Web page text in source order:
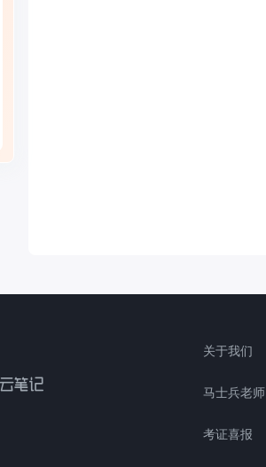
关于我们
马士兵老师
考证喜报